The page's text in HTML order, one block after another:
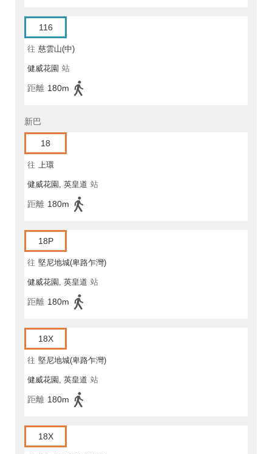
116
往 慈雲山(中)
健威花園 站
距離 180m
新巴
18
往 上環
健威花園, 英皇道 站
距離 180m
18P
往 堅尼地城(卑路乍灣)
健威花園, 英皇道 站
距離 180m
18X
往 堅尼地城(卑路乍灣)
健威花園, 英皇道 站
距離 180m
18X